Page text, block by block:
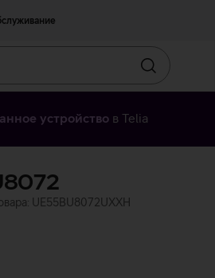
Искать
устройство в Telia
UE55BU8072UXXH